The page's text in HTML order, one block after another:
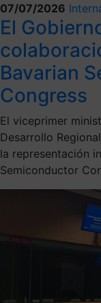
07/07/2026
El
Bavarian
Congress
El viceprimer
Desarrollo
la representación
Semiconductor